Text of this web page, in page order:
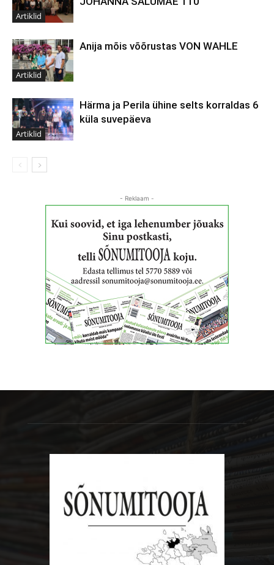
Artiklid
Artiklid
Anija mõis võõrustas VON WAHLE
Artiklid
Härma ja Perila ühine selts korraldas 6
küla suvepäeva
- Reklaam -